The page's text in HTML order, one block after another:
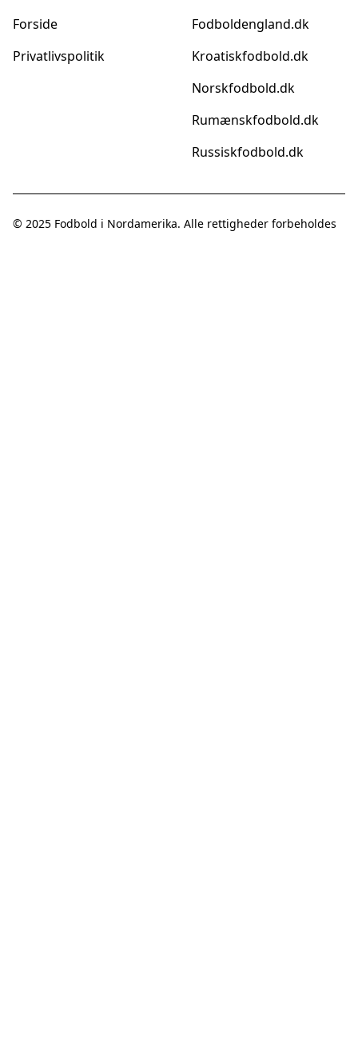
Forside
Privatlivspolitik
Fodboldengland.dk
Kroatiskfodbold.dk
Norskfodbold.dk
Rumænskfodbold.dk
Russiskfodbold.dk
© 2025 Fodbold i Nordamerika. Alle rettigheder forbeholdes